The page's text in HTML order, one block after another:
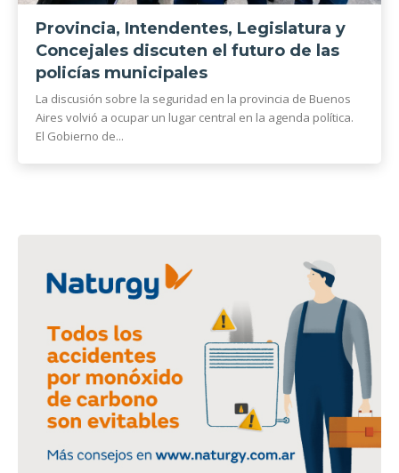
Provincia, Intendentes, Legislatura y
Concejales discuten el futuro de las
policías municipales
La discusión sobre la seguridad en la provincia de Buenos
Aires volvió a ocupar un lugar central en la agenda política.
El Gobierno de...